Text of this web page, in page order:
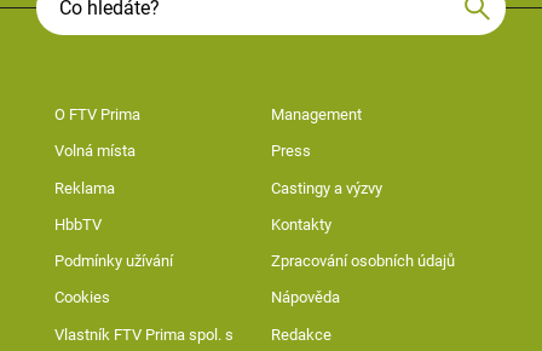
O FTV Prima Management
Volná místa Press
Reklama Castingy a výzvy
HbbTV Kontakty
Podmínky užívání Zpracování osobních údajů
Cookies Nápověda
Vlastník FTV Prima spol. s
Redakce